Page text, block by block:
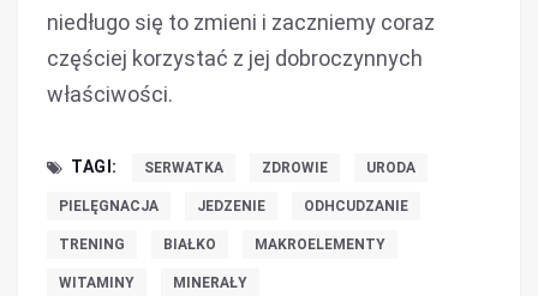
niedługo się to zmieni i zaczniemy coraz
częściej korzystać z jej dobroczynnych
właściwości.
TAGI: SERWATKA ZDROWIE URODA
PIELĘGNACJA JEDZENIE ODHCUDZANIE
TRENING BIAŁKO MAKROELEMENTY
WITAMINY MINERAŁY